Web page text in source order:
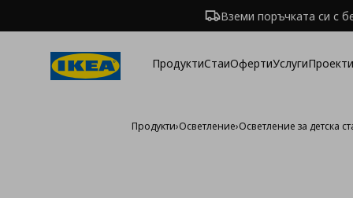
Вземи поръчката си с
ПродуктиСтаиОфертиУслуги
Продукти›Осветление›Осветление за детска